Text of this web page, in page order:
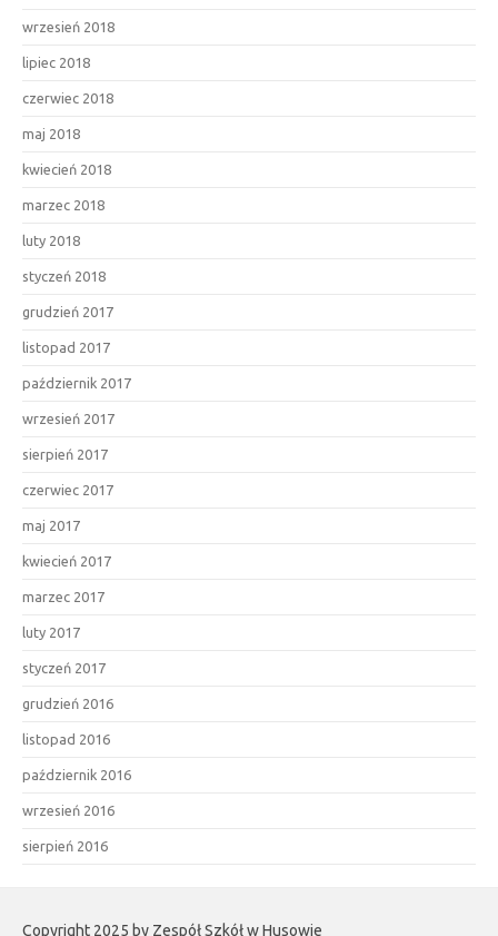
wrzesień 2018
lipiec 2018
czerwiec 2018
maj 2018
kwiecień 2018
marzec 2018
luty 2018
styczeń 2018
grudzień 2017
listopad 2017
październik 2017
wrzesień 2017
sierpień 2017
czerwiec 2017
maj 2017
kwiecień 2017
marzec 2017
luty 2017
styczeń 2017
grudzień 2016
listopad 2016
październik 2016
wrzesień 2016
sierpień 2016
Copyright 2025 by Zespół Szkół w Husowie